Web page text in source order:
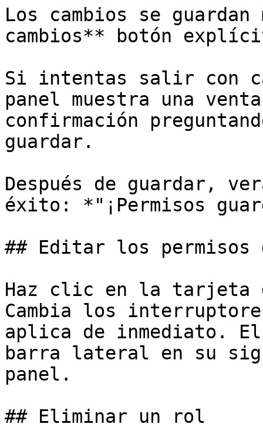
Los cambios se
cambios** botón
Si intentas salir con
panel muestra una
confirmación
guardar.
Después de guardar,
éxito: *"¡Permisos
## Editar los
Haz clic en la tarjeta
Cambia los
aplica de inmediato.
barra lateral en su
panel.
## Eliminar un rol